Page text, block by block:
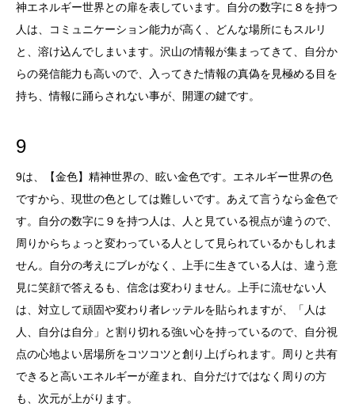
神エネルギー世界との扉を表しています。自分の数字に８を持つ
人は、コミュニケーション能力が高く、どんな場所にもスルリ
と、溶け込んでしまいます。沢山の情報が集まってきて、自分か
らの発信能力も高いので、入ってきた情報の真偽を見極める目を
持ち、情報に踊らされない事が、開運の鍵です。
9
9は、【金色】精神世界の、眩い金色です。エネルギー世界の色
ですから、現世の色としては難しいです。あえて言うなら金色で
す。自分の数字に９を持つ人は、人と見ている視点が違うので、
周りからちょっと変わっている人として見られているかもしれま
せん。自分の考えにブレがなく、上手に生きている人は、違う意
見に笑顔で答えるも、信念は変わりません。上手に流せない人
は、対立して頑固や変わり者レッテルを貼られますが、「人は
人、自分は自分」と割り切れる強い心を持っているので、自分視
点の心地よい居場所をコツコツと創り上げられます。周りと共有
できると高いエネルギーが産まれ、自分だけではなく周りの方
も、次元が上がります。